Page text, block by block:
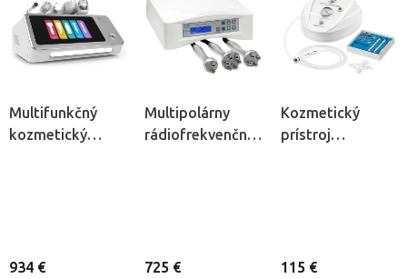
Multifunkčný
kozmetický
934 €
Multipolárny
rádiofrekvenčný
725 €
Kozmetický
prístroj
115 €